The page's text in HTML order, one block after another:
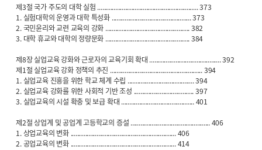
제3절 국가 주도의 대학 실험 .............................................................. 373
1. 실험대학의 운영과 대학 특성화 ................................................. 373
2. 국민윤리와 교련 교육의 강화 .................................................... 382
3. 대학 휴교와 대학의 정량문화 .................................................... 384
제8장 실업교육 강화와 근로자의 교육기회 확대 ............................................ 392
제1절 실업교육 강화 정책의 추진 ......................................................... 394
1. 실업교육 진흥을 위한 학교 체계 수립 ......................................... 394
2. 실업교육 강화를 위한 사회적 기반 조성 ..................................... 397
3. 실업교육의 시설 확충 및 보급 확대 ............................................. 401
제2절 상업계 및 공업계 고등학교의 증설 ................................................. 406
1. 상업교육의 변화 ................................................................. 406
2. 공업교육의 변화 ................................................................. 414